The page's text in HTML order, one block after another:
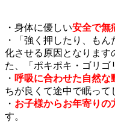
・身体に優しい安全で無
・「強く押したり、も
化させる原因となります
た、「ポキポキ・ゴリゴ
・ 呼吸に合わせた自然な
ちが良くて途中で眠って
・ お子様からお年寄りの
す。